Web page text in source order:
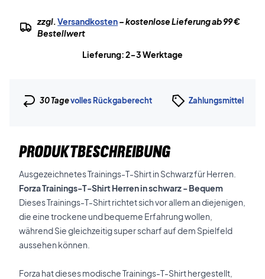
zzgl.Versandkosten– kostenlose Lieferung ab 99 €
Bestellwert
Lieferung: 2-3 Werktage
30 Tagevolles Rückgaberecht Zahlungsmittel
PRODUKTBESCHREIBUNG
Ausgezeichnetes Trainings-T-Shirt in Schwarz für Herren.
Forza Trainings-T-Shirt Herren in schwarz - Bequem
Dieses Trainings-T-Shirt richtet sich vor allem an diejenigen,
die eine trockene und bequeme Erfahrung wollen,
während Sie gleichzeitig super scharf auf dem Spielfeld
aussehen können.
Forza hat dieses modische Trainings-T-Shirt hergestellt,